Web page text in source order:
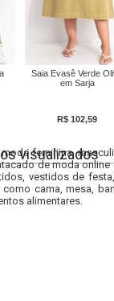
Saia Evasê Verde
em Sarja
R$ 102,59
visualizados
feminina,
de moda
vestidos de
cama, mesa,
alimentares.